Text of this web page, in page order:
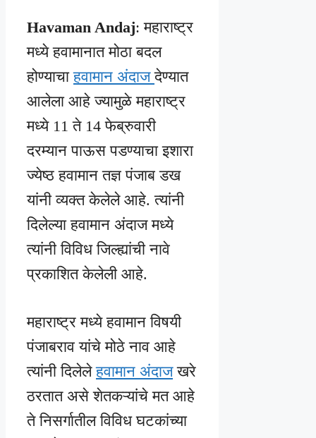
Havaman Andaj: महाराष्ट्र
मध्ये हवामानात मोठा बदल
होण्याचाहवामान अंदाजदेण्यात
आलेला आहे ज्यामुळे महाराष्ट्र
मध्ये 11 ते 14 फेब्रुवारी
दरम्यान पाऊस पडण्याचा इशारा
ज्येष्ठ हवामान तज्ञ पंजाब डख
यांनी व्यक्त केलेले आहे. त्यांनी
दिलेल्या हवामान अंदाज मध्ये
त्यांनी विविध जिल्ह्यांची नावे
प्रकाशित केलेली आहे.
महाराष्ट्र मध्ये हवामान विषयी
पंजाबराव यांचे मोठे नाव आहे
त्यांनी दिलेलेहवामान अंदाजखरे
ठरतात असे शेतकऱ्यांचे मत आहे
ते निसर्गातील विविध घटकांच्या